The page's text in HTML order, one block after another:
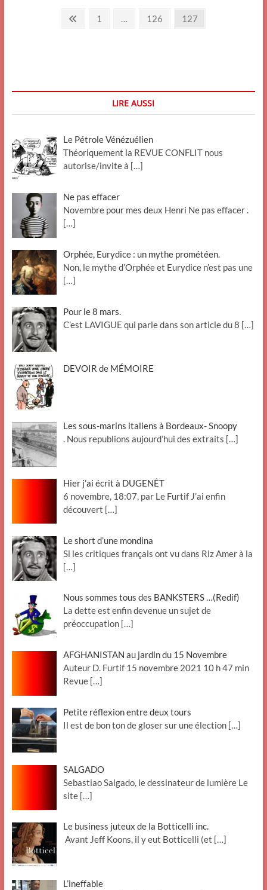
Pagination Previous
Page
1 … Page
126 Page
127
LIRE AUSSI
Le Pétrole Vénézuélien
Théoriquement la REVUE CONFLIT nous
autorise/invite à […]
Ne pas effacer
Novembre pour mes deux Henri Ne pas effacer .
[…]
Orphée, Eurydice : un mythe prométéen.
Non, le mythe d’Orphée et Eurydice n’est pas une
[…]
Pour le 8 mars.
C’est LAVIGUE qui parle dans son article du 8 […]
DEVOIR de MÉMOIRE
Les sous-marins italiens à Bordeaux- Snoopy
. Nous republions aujourd’hui des extraits […]
Hier j’ai écrit à DUGENÊT
6 novembre, 18:07, par Le Furtif J’ai enfin
découvert […]
Le short d’une mondina
Si les critiques français ont vu dans Riz Amer à la
[…]
Nous sommes tous des BANKSTERS …(Redif)
La dette est enfin devenue un sujet de
préoccupation […]
AFGHANISTAN au jardin du 15 Novembre
Auteur D. Furtif 15 novembre 2021 10 h 47 min
Revue […]
Petite réflexion entre deux tours
Il est de bon ton de gloser sur une élection […]
SALGADO
Sebastiao Salgado, le dessinateur de lumière Le
site […]
Le business juteux de la Botticelli inc.
Avant Jeff Koons, il y eut Botticelli (et […]
L’ineffable